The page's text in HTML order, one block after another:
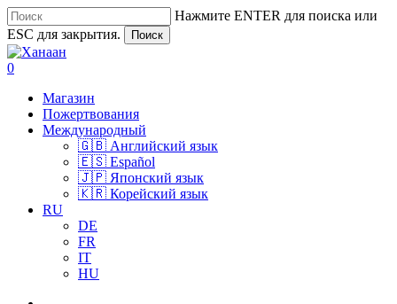
Перейти
к
основному
содержанию
Нажмите ENTER для поиска или
ESC для закрытия.
Поиск
Close
Search
поиск
0
Магазин
Пожертвования
Международный
🇬🇧 Английский язык
🇪🇸 Español
🇯🇵 Японский язык
🇰🇷 Корейский язык
RU
DE
FR
IT
HU